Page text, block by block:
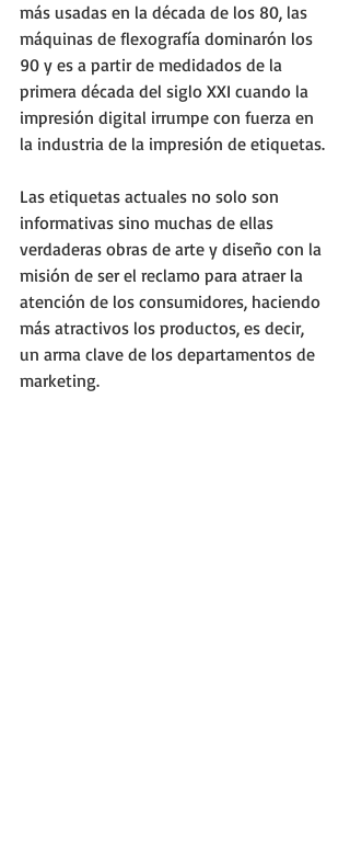
más usadas en la década de los 80, las
máquinas de flexografía dominarón los
90 y es a partir de medidados de la
primera década del siglo XXI cuando la
impresión digital irrumpe con fuerza en
la industria de la impresión de etiquetas.
Las etiquetas actuales no solo son
informativas sino muchas de ellas
verdaderas obras de arte y diseño con la
misión de ser el reclamo para atraer la
atención de los consumidores, haciendo
más atractivos los productos, es decir,
un arma clave de los departamentos de
marketing.